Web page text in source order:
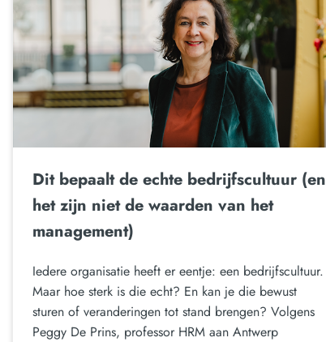
Dit bepaalt de echte bedrijfscultuur (en
het zijn niet de waarden van het
management)
Iedere organisatie heeft er eentje: een bedrijfscultuur.
Maar hoe sterk is die echt? En kan je die bewust
sturen of veranderingen tot stand brengen? Volgens
Peggy De Prins, professor HRM aan Antwerp